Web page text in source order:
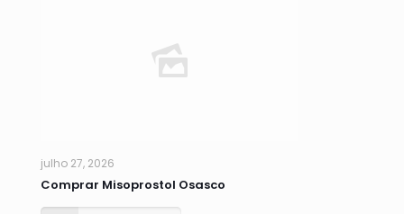
julho 27, 2026
Comprar Misoprostol Osasco